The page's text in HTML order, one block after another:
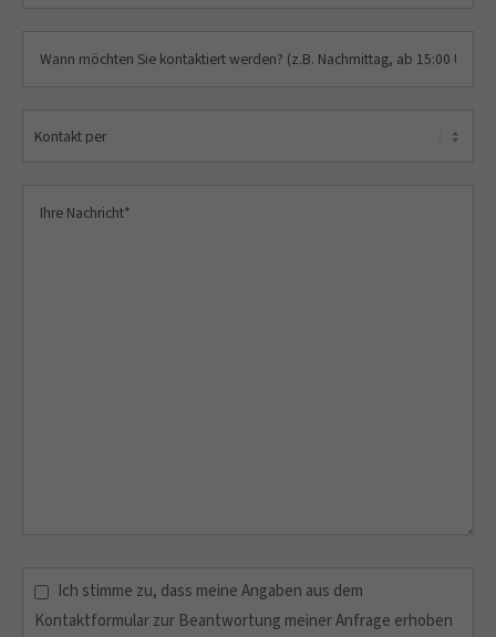
Ich stimme zu, dass meine Angaben aus dem
Kontaktformular zur Beantwortung meiner Anfrage erhoben